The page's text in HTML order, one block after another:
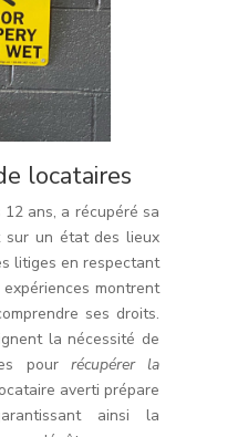
locataires
ans, a récupéré sa
sur un état des lieux
litiges en respectant
montrent
ses droits.
la nécessité de
pour récupérer la
averti prépare
ainsi la